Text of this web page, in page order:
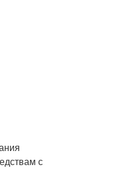
с